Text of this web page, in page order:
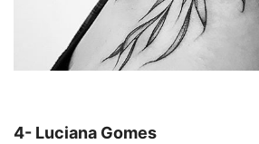
4- Luciana Gomes